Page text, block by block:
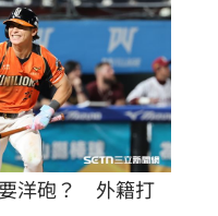
洋砲？　外籍打